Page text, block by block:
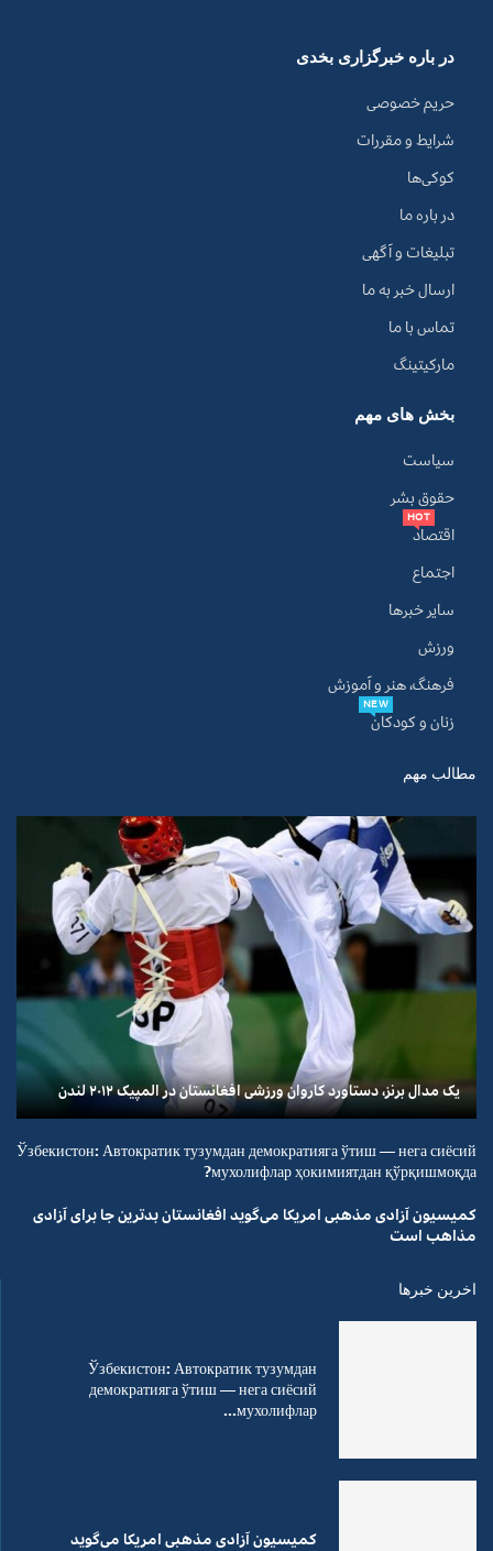
در باره خبرگزاری بخدی
حریم خصوصی
شرایط و مقررات
کوکی‌ها
در باره ما
تبلیغات و آگهی
ارسال خبر به ما
تماس با ما
مارکیتینگ
بخش های مهم
سیاست
حقوق بشر
اقتصاد
HOT
اجتماع
سایر خبرها
ورزش
فرهنگ، هنر و آموزش
زنان و کودکان
NEW
مطالب مهم
یک مدال برنز، دستاورد کاروان ورزشی افغانستان در المپیک ۲۰۱۲ لندن
Ўзбекистон: Автократик тузумдан демократияга ўтиш — нега сиёсий
мухолифлар ҳокимиятдан қўрқишмоқда?
کمیسیون آزادی مذهبی امریکا می‌گوید افغانستان بدترین جا برای آزادی
مذاهب است
اخرین خبرها
Ўзбекистон: Автократик тузумдан
демократияга ўтиш — нега сиёсий
мухолифлар...
کمیسیون آزادی مذهبی امریکا می‌گوید